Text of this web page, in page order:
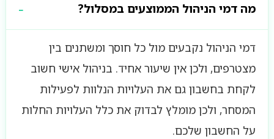
מה דמי הניהול הממוצעים במסלול?
דמי הניהול נקבעים מול כל חוסך ומשתנים בין
מצטרפים, ולכן אין שיעור אחיד. בניהול אישי חשוב
לקחת בחשבון גם את העלויות הנלוות לפעילות
המסחר, ולכן מומלץ לבדוק את כלל העלויות החלות
על החשבון שלכם.